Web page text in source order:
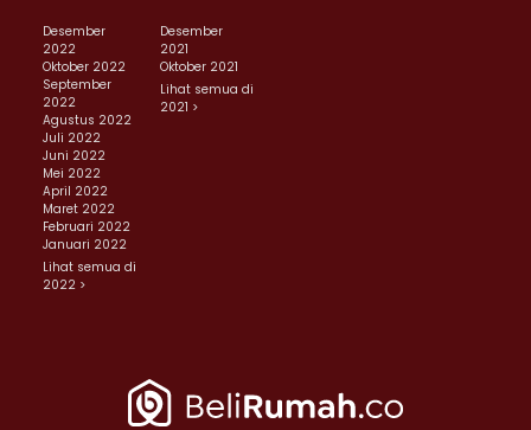
Desember
2022
Oktober 2022
September
2022
Agustus 2022
Juli 2022
Juni 2022
Mei 2022
April 2022
Maret 2022
Februari 2022
Januari 2022
Lihat semua di
2022 >
Desember
2021
Oktober 2021
Lihat semua di
2021 >